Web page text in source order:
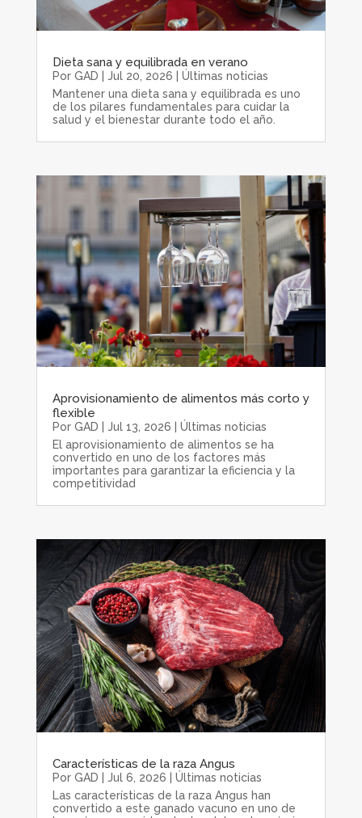
Dieta sana y equilibrada en verano
Por GAD Jul 20, 2026
Últimas noticias
Mantener una dieta sana y equilibrada es uno
de los pilares fundamentales para cuidar la
salud y el bienestar durante todo el año.
Aprovisionamiento de alimentos más corto y
flexible
Por GAD Jul 13, 2026
Últimas noticias
El aprovisionamiento de alimentos se ha
convertido en uno de los factores más
importantes para garantizar la eficiencia y la
competitividad
Características de la raza Angus
Por GAD Jul 6, 2026
Últimas noticias
Las características de la raza Angus han
convertido a este ganado vacuno en uno de